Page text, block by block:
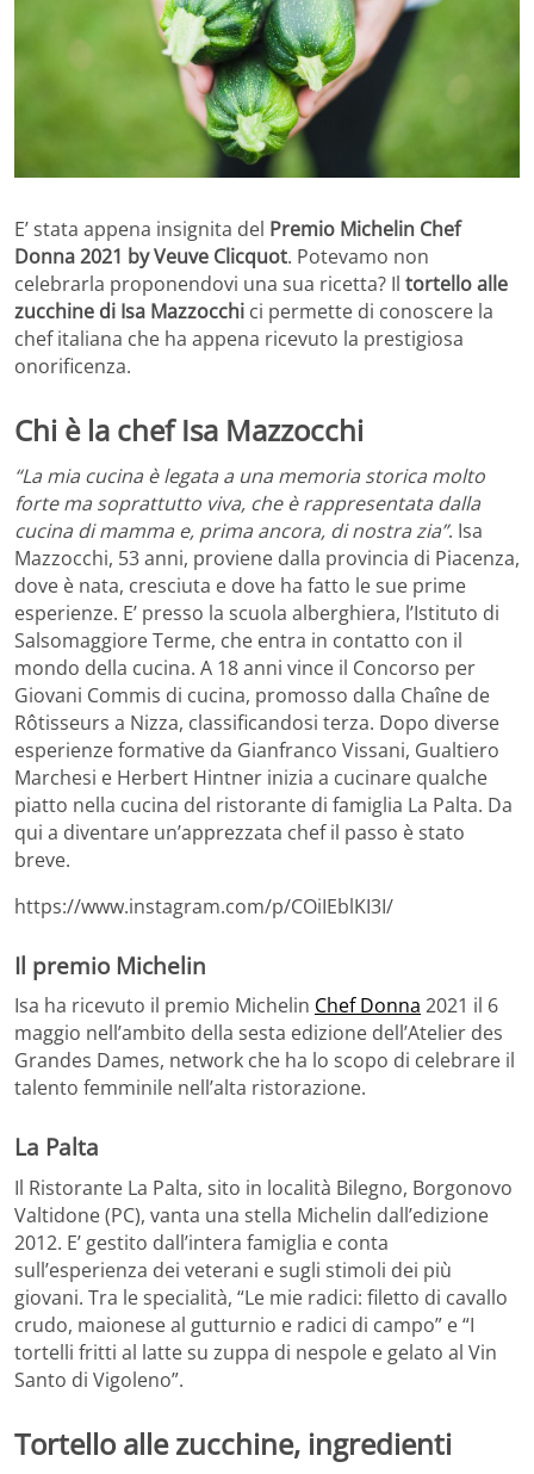
E’ stata appena insignita del Premio Michelin Chef
Donna 2021 by Veuve Clicquot. Potevamo non
celebrarla proponendovi una sua ricetta? Il tortello alle
zucchine di Isa Mazzocchi ci permette di conoscere la
chef italiana che ha appena ricevuto la prestigiosa
onorificenza.
Chi è la chef Isa Mazzocchi
“La mia cucina è legata a una memoria storica molto
forte ma soprattutto viva, che è rappresentata dalla
cucina di mamma e, prima ancora, di nostra zia”. Isa
Mazzocchi, 53 anni, proviene dalla provincia di Piacenza,
dove è nata, cresciuta e dove ha fatto le sue prime
esperienze. E’ presso la scuola alberghiera, l’Istituto di
Salsomaggiore Terme, che entra in contatto con il
mondo della cucina. A 18 anni vince il Concorso per
Giovani Commis di cucina, promosso dalla Chaîne de
Rôtisseurs a Nizza, classificandosi terza. Dopo diverse
esperienze formative da Gianfranco Vissani, Gualtiero
Marchesi e Herbert Hintner inizia a cucinare qualche
piatto nella cucina del ristorante di famiglia La Palta. Da
qui a diventare un’apprezzata chef il passo è stato
breve.
https://www.instagram.com/p/COiIEblKI3I/
Il premio Michelin
Isa ha ricevuto il premio Michelin Chef Donna 2021 il 6
maggio nell’ambito della sesta edizione dell’Atelier des
Grandes Dames, network che ha lo scopo di celebrare il
talento femminile nell’alta ristorazione.
La Palta
Il Ristorante La Palta, sito in località Bilegno, Borgonovo
Valtidone (PC), vanta una stella Michelin dall’edizione
2012. E’ gestito dall’intera famiglia e conta
sull’esperienza dei veterani e sugli stimoli dei più
giovani. Tra le specialità, “Le mie radici: filetto di cavallo
crudo, maionese al gutturnio e radici di campo” e “I
tortelli fritti al latte su zuppa di nespole e gelato al Vin
Santo di Vigoleno”.
Tortello alle zucchine, ingredienti